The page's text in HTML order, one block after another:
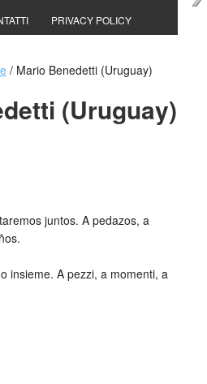
PRIVACY POLICY
/Mario Benedetti (Uruguay)
(Uruguay)
juntos. A pedazos, a
insieme. A pezzi, a momenti, a